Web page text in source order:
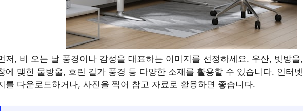
저, 비 오는 날 풍경이나 감성을 대표하는 이미지를 선정하세요. 우산, 빗방
에 맺힌 물방울, 흐린 길가 풍경 등 다양한 소재를 활용할 수 있습니다. 인터
를 다운로드하거나, 사진을 찍어 참고 자료로 활용하면 좋습니다.